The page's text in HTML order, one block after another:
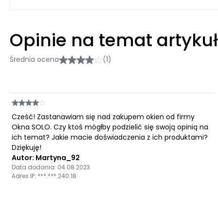
Opinie na temat
Średnia ocena (1)
Cześć! Zastanawiam się nad zakupem okien od firmy
Okna SOLO. Czy ktoś mógłby podzielić się swoją opinią na
ich temat? Jakie macie doświadczenia z ich produktami?
Dziękuję!
Autor: Martyna_92
Data dodania: 04.08.2023
Adres IP: ***.***.240.18